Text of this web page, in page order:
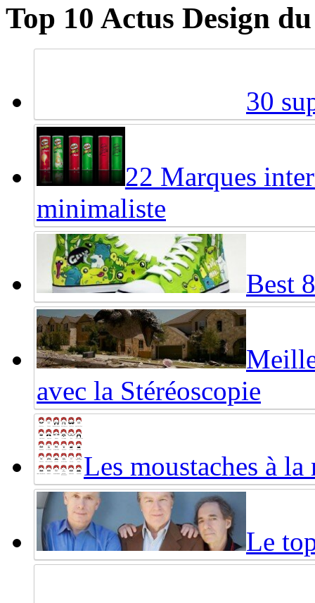
Top 10 Actus Design
30
22 Marques
minimaliste
Best
avec la Stéréoscopie
Les moustaches à
Le